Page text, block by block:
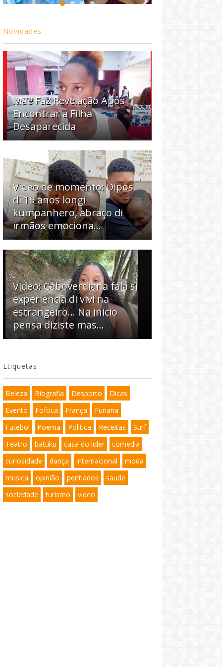
Novidades
Mãe Faz Revelação Após
Encontrar a Filha
Desaparecida
Video de momento: Dipos
di 19 anos longi
kumpanhero, abraço di
irmãos emociona…
Video: Caboverdiana fala si
experiencia di vivi na
estrangeiro... Na inicio
pensa diziste mas...
Etiquetas
Beleza Biografia Desporto
Dicas
Evento
Fofoca França
Funana
Futebol
Poema Politica Receitas
Surf
Teatro
batuku casa do lider
comedia
curiosidade
dança internacional
moda
musica
opinião pentiados
saude
sociedade
turismo video